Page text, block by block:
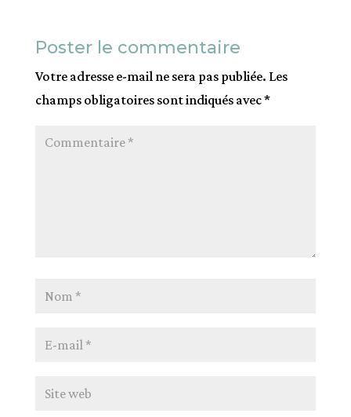
Poster le commentaire
Votre adresse e-mail ne sera pas publiée. Les
champs obligatoires sont indiqués avec*